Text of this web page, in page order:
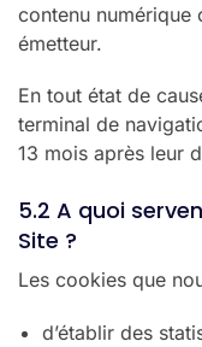
contenu numérique
émetteur.
En tout état de
terminal de
13 mois après leur
5.2 A quoi
Site ?
Les cookies que
d’établir des